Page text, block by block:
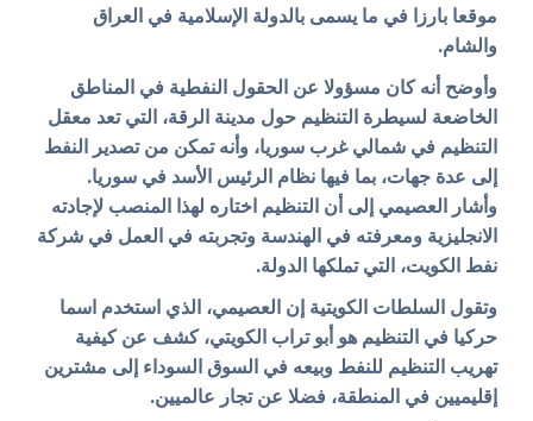
موقعا بارزا في ما يسمى بالدولة الإسلامية في العراق
والشام.
وأوضح أنه كان مسؤولا عن الحقول النفطية في المناطق
الخاضعة لسيطرة التنظيم حول مدينة الرقة، التي تعد معقل
التنظيم في شمالي غرب سوريا، وأنه تمكن من تصدير النفط
إلى عدة جهات، بما فيها نظام الرئيس الأسد في سوريا.
وأشار العصيمي إلى أن التنظيم اختاره لهذا المنصب لإجادته
الانجليزية ومعرفته في الهندسة وتجربته في العمل في شركة
نفط الكويت، التي تملكها الدولة.
وتقول السلطات الكويتية إن العصيمي، الذي استخدم اسما
حركيا في التنظيم هو أبو تراب الكويتي، كشف عن كيفية
تهريب التنظيم للنفط وبيعه في السوق السوداء إلى مشترين
إقليميين في المنطقة، فضلا عن تجار عالميين.